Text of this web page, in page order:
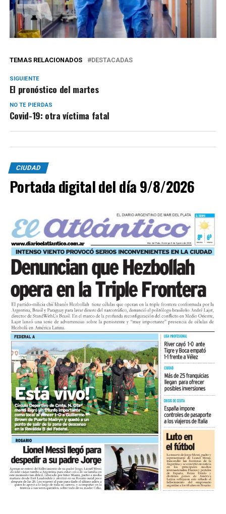
TEMAS RELACIONADOS DESTACADAS
SIGUIENTE
El pronóstico del martes
NO TE PIERDAS
Covid-19: otra víctima fatal
CIUDAD
Portada digital del día 9/8/2026